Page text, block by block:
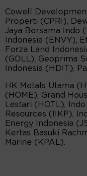
Cowell
Properti (CPRI),
Jaya Bersama Indo
Indonesia (ENVY),
Forza Land
(GOLL), Geoprima
Indonesia (HDIT),
HK Metals Utama
(HOME), Grand
Lestari (HOTL),
Resources (IIKP),
Energy Indonesia
Kertas Basuki
Marine (KPAL).